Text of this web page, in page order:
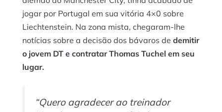
jogar por Portugal em sua vitória 4×0 sobre
Liechtenstein. Na zona mista, chegaram-lhe
notícias sobre a decisão dos bávaros de demitir
o jovem DT e contratar Thomas Tuchel em seu
lugar.
“Quero agradecer ao treinador